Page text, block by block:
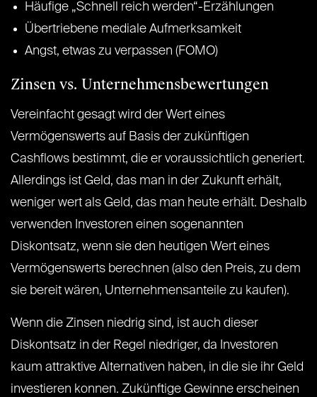
Häufige „Schnell reich werden“-Erzählungen
Übertriebene mediale Aufmerksamkeit
Angst, etwas zu verpassen (FOMO)
Zinsen vs. Unternehmensbewertungen
Vereinfacht gesagt wird der Wert eines
Vermögenswerts auf Basis der zukünftigen
Cashflows bestimmt, die er voraussichtlich generiert.
Allerdings ist Geld, das man in der Zukunft erhält,
weniger wert als Geld, das man heute erhält. Deshalb
verwenden Investoren einen sogenannten
Diskontsatz, wenn sie den heutigen Wert eines
Vermögenswerts berechnen (also den Preis, zu dem
sie bereit wären, Unternehmensanteile zu kaufen).
Wenn die Zinsen niedrig sind, ist auch dieser
Diskontsatz in der Regel niedriger, da Investoren
kaum attraktive Alternativen haben, in die sie ihr Geld
investieren konnen. Zukünftige Gewinne erscheinen